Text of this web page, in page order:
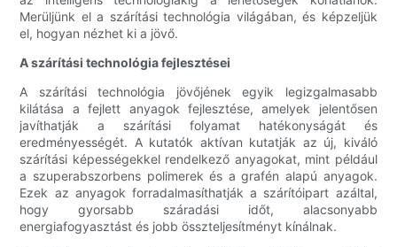
Merüljünk el a szárítási technológia világában, és képzeljük
el, hogyan nézhet ki a jövő.
A szárítási technológia fejlesztései
A szárítási technológia jövőjének egyik legizgalmasabb
kilátása a fejlett anyagok fejlesztése, amelyek jelentősen
javíthatják a szárítási folyamat hatékonyságát és
eredményességét. A kutatók aktívan kutatják az új, kiváló
szárítási képességekkel rendelkező anyagokat, mint például
a szuperabszorbens polimerek és a grafén alapú anyagok.
Ezek az anyagok forradalmasíthatják a szárítóipart azáltal,
hogy gyorsabb száradási időt, alacsonyabb
energiafogyasztást és jobb összteljesítményt kínálnak.